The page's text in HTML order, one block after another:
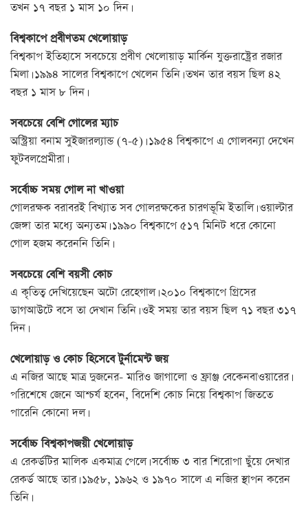
তখন ১৭ বছর ১ মাস ১০ দিন।
বিশ্বকাপে প্রবীণতম খেলোয়াড়
বিশ্বকাপ ইতিহাসে সবচেয়ে প্রবীণ খেলোয়াড় মার্কিন যুক্তরাষ্ট্রের রজার
মিলা। ১৯৯৪ সালের বিশ্বকাপে খেলেন তিনি। তখন তার বয়স ছিল ৪২
বছর ১ মাস ৮ দিন।
সবচেয়ে বেশি গোলের ম্যাচ
অস্ট্রিয়া বনাম সুইজারল্যান্ড (৭-৫)। ১৯৫৪ বিশ্বকাপে এ গোলবন্যা দেখেন
ফুটবলপ্রেমীরা।
সর্বোচ্চ সময় গোল না খাওয়া
গোলরক্ষক বরাবরই বিখ্যাত সব গোলরক্ষকের চারণভূমি ইতালি। ওয়াল্টার
জেঙ্গা তার মধ্যে অন্যতম। ১৯৯০ বিশ্বকাপে ৫১৭ মিনিট ধরে কোনো
গোল হজম করেননি তিনি।
সবচেয়ে বেশি বয়সী কোচ
এ কৃতিত্ব দেখিয়েছেন অটো রেহেগাল। ২০১০ বিশ্বকাপে গ্রিসের
ডাগআউটে বসে তা দেখান তিনি। ওই সময় তার বয়স ছিল ৭১ বছর ৩১৭
দিন।
খেলোয়াড় ও কোচ হিসেবে টুর্নামেন্ট জয়
এ নজির আছে মাত্র দুজনের- মারিও জাগালো ও ফ্রাঞ্জ বেকেনবাওয়ারের।
পরিশেষে জেনে আশ্চর্য হবেন, বিদেশি কোচ নিয়ে বিশ্বকাপ জিততে
পারেনি কোনো দল।
সর্বোচ্চ বিশ্বকাপজয়ী খেলোয়াড়
এ রেকর্ডটির মালিক একমাত্র পেলে। সর্বোচ্চ ৩ বার শিরোপা ছুঁয়ে দেখার
রেকর্ড আছে তার। ১৯৫৮, ১৯৬২ ও ১৯৭০ সালে এ নজির স্থাপন করেন
তিনি।